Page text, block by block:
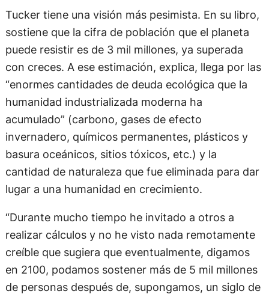
Tucker tiene una visión más pesimista. En su libro,
sostiene que la cifra de población que el planeta
puede resistir es de 3 mil millones, ya superada
con creces. A ese estimación, explica, llega por las
“enormes cantidades de deuda ecológica que la
humanidad industrializada moderna ha
acumulado” (carbono, gases de efecto
invernadero, químicos permanentes, plásticos y
basura oceánicos, sitios tóxicos, etc.) y la
cantidad de naturaleza que fue eliminada para dar
lugar a una humanidad en crecimiento.
“Durante mucho tiempo he invitado a otros a
realizar cálculos y no he visto nada remotamente
creíble que sugiera que eventualmente, digamos
en 2100, podamos sostener más de 5 mil millones
de personas después de, supongamos, un siglo de